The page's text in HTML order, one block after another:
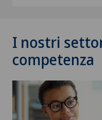
I nostri
competenza